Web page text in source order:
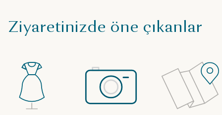
Ziyaretinizde öne çıkanlar